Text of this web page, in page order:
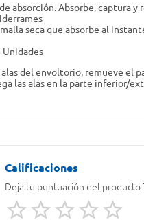
absorción. Absorbe, captura
seca que absorbe al
del envoltorio, remueve el
las alas en la parte inferior/
Deja tu puntuación del producto